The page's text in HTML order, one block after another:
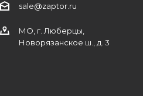
sale@zaptor.ru
МО, г. Люберцы,
Новорязанское ш., д. 3